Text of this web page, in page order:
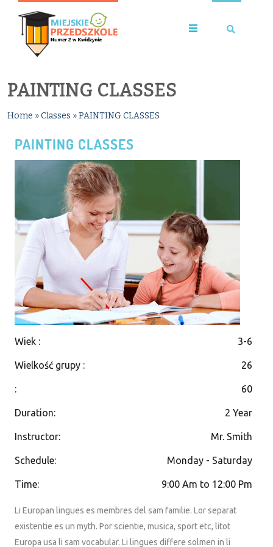
PAINTING CLASSES
Home »Classes »PAINTING CLASSES
PAINTING CLASSES
Wiek : 3-6
Wielkość grupy : 26
: 60
Duration: 2 Year
Instructor: Mr. Smith
Schedule: Monday - Saturday
Time: 9:00 Am to 12:00 Pm
Li Europan lingues es membres del sam familie. Lor separat
existentie es un myth. Por scientie, musica, sport etc, litot
Europa usa li sam vocabular. Li lingues differe solmen in li